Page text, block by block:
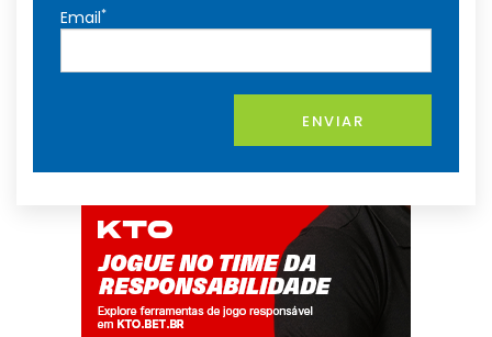
Email*
ENVIAR